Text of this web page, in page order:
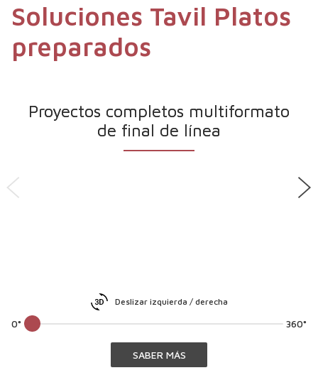
Soluciones Tavil Platos
preparados
Proyectos completos multiformato
de final de línea
Deslizar izquierda / derecha
0° 360°
SABER MÁS